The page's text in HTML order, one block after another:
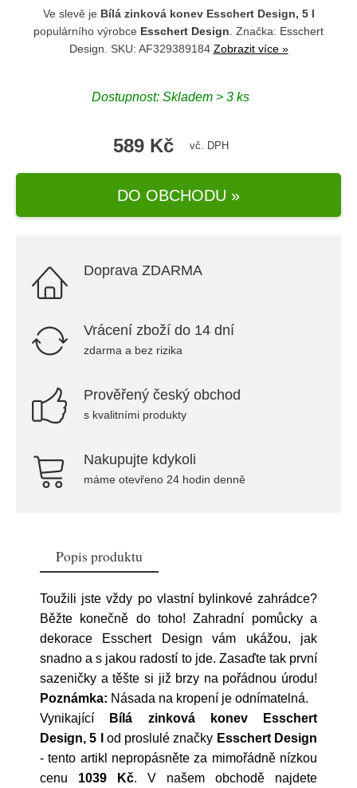
Ve slevě je Bílá zinková konev Esschert Design, 5 l
populárního výrobce Esschert Design . Značka: Esschert
Design . SKU: AF329389184 Zobrazit více »
Dostupnost: Skladem > 3 ks
589 Kč vč. DPH
DO OBCHODU »
Doprava ZDARMA
Vrácení zboží do 14 dní
zdarma a bez rizika
Prověřený český obchod
s kvalitními produkty
Nakupujte kdykoli
máme otevřeno 24 hodin denně
Popis produktu
Toužili jste vždy po vlastní bylinkové zahrádce?
Běžte konečně do toho! Zahradní pomůcky a
dekorace Esschert Design vám ukážou, jak
snadno a s jakou radostí to jde. Zasaďte tak první
sazeničky a těšte si již brzy na pořádnou úrodu!
Poznámka: Násada na kropení je odnímatelná.
Vynikající
Bílá zinková konev Esschert
Design, 5 l
od proslulé značky Esschert Design
- tento artikl nepropásněte za mimořádně nízkou
cenu 1039 Kč. V našem obchodě najdete